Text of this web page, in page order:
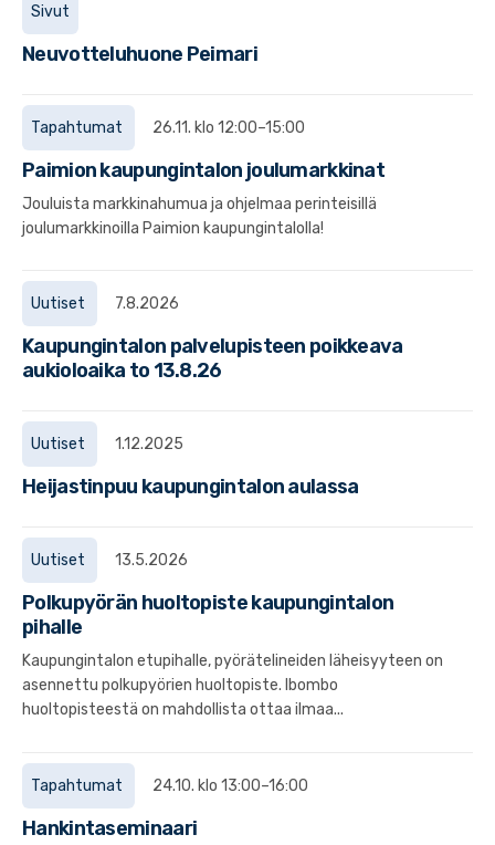
Sivut
Neuvotteluhuone Peimari
Tapahtumat 26.11. klo 12:00–15:00
Paimion kaupungintalon joulumarkkinat
Jouluista markkinahumua ja ohjelmaa perinteisillä
joulumarkkinoilla Paimion kaupungintalolla!
Uutiset 7.8.2026
Kaupungintalon palvelupisteen poikkeava
aukioloaika to 13.8.26
Uutiset 1.12.2025
Heijastinpuu kaupungintalon aulassa
Uutiset 13.5.2026
Polkupyörän huoltopiste kaupungintalon
pihalle
Kaupungintalon etupihalle, pyörätelineiden läheisyyteen on
asennettu polkupyörien huoltopiste. Ibombo
huoltopisteestä on mahdollista ottaa ilmaa...
Tapahtumat 24.10. klo 13:00–16:00
Hankintaseminaari